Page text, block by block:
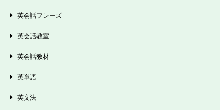
英会話フレーズ
英会話教室
英会話教材
英単語
英文法